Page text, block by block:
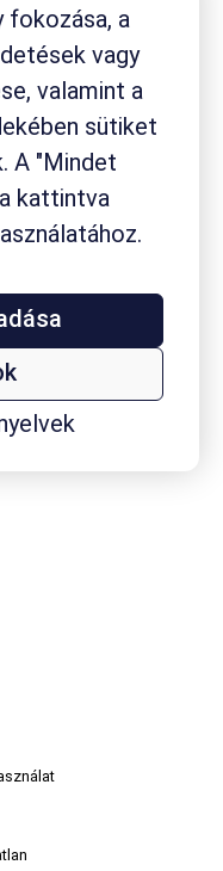
fokozása, a
vagy
valamint a
sütiket
A "Mindet
kattintva
fejfájás Flexagil
vény nélkül